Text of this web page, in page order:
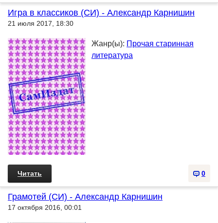
Игра в классиков (СИ) - Александр Карнишин
21 июля 2017, 18:30
Жанр(ы): Прочая старинная
литература
0
Читать
Грамотей (СИ) - Александр Карнишин
17 октября 2016, 00:01